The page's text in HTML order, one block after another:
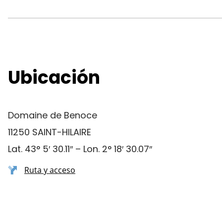
Ubicación
Domaine de Benoce
11250 SAINT-HILAIRE
Lat. 43° 5′ 30.11″ – Lon. 2° 18′ 30.07″
Ruta y acceso